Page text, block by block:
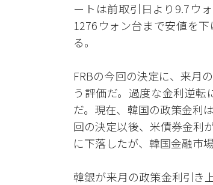
ートは前取引日より9.7ウ
1276ウォン台まで安値を
る。
FRBの今回の決定に、来月
う評価だ。過度な金利逆
だ。現在、韓国の政策金利
回の決定以後、米債券金利
に下落したが、韓国金融市
韓銀が来月の政策金利引き